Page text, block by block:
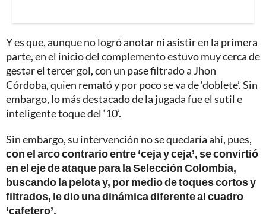
Y es que, aunque no logró anotar ni asistir en la primera
parte, en el inicio del complemento estuvo muy cerca de
gestar el tercer gol, con un pase filtrado a Jhon
Córdoba, quien remató y por poco se va de ‘doblete’. Sin
embargo, lo más destacado de la jugada fue el sutil e
inteligente toque del ‘10’.
Sin embargo, su intervención no se quedaría ahí, pues,
con el arco contrario entre ‘ceja y ceja’, se convirtió
en el eje de ataque para la Selección Colombia,
buscando la pelota y, por medio de toques cortos y
filtrados, le dio una dinámica diferente al cuadro
‘cafetero’.